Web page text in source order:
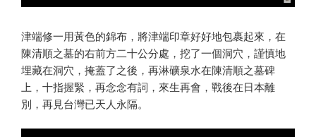
津端修一用黃色的錦布，將津端印章好好地包裹起來，在
陳清順之墓的右前方二十公分處，挖了一個洞穴，謹慎地
埋藏在洞穴，掩蓋了之後，再淋礦泉水在陳清順之墓碑
上，十指握緊，再念念有詞，來生再會，戰後在日本離
別，再見台灣已天人永隔。